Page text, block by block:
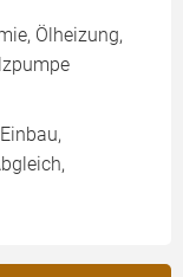
Ölheizung,